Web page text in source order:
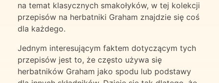
na temat klasycznych smakołyków, w tej kolekcji
przepisów na herbatniki Graham znajdzie się coś
dla każdego.
Jednym interesującym faktem dotyczącym tych
przepisów jest to, że często używa się
herbatników Graham jako spodu lub podstawy